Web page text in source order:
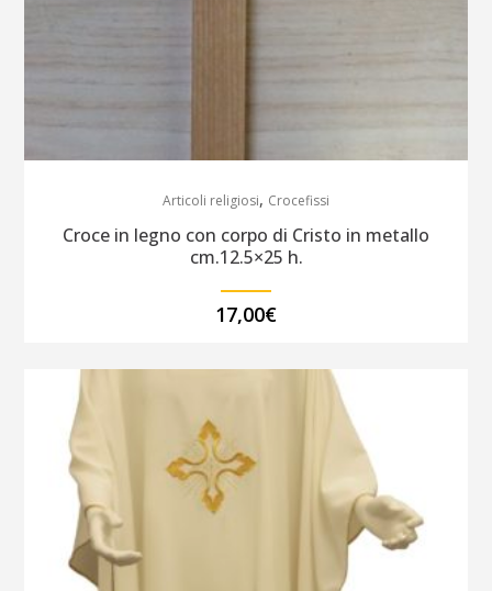
Articoli religiosi, Crocefissi
Croce in legno con corpo di Cristo in metallo
cm.12.5×25 h.
17,00€